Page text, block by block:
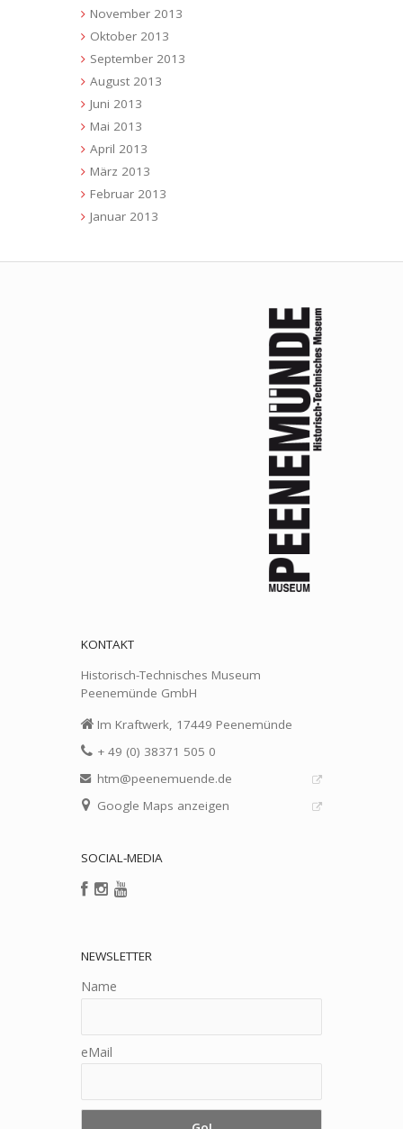
November 2013
Oktober 2013
September 2013
August 2013
Juni 2013
Mai 2013
April 2013
März 2013
Februar 2013
Januar 2013
KONTAKT
Historisch-Technisches Museum
Peenemünde GmbH
Im Kraftwerk, 17449 Peenemünde
+ 49 (0) 38371 505 0
htm@peenemuende.de
Google Maps anzeigen
SOCIAL-MEDIA
NEWSLETTER
Name
eMail